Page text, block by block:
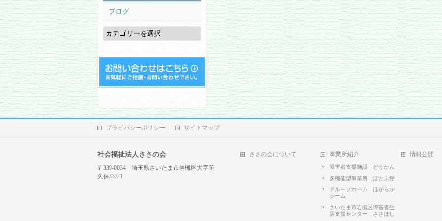
ブログ
ブ
ロ
グ
プライバシーポリシー サイトマップ
社会福祉法人ささの会
〒339-0034 埼玉県さいたま市岩槻区大字笹
久保333-1
ささの会について 事業所紹介
障害者支援施設 どうかん
多機能型事業所 ぽとふ館
グループホーム ほがらか
ホーム
さいたま市岩槻区障害者生
活支援センター ささぼし
情報公開